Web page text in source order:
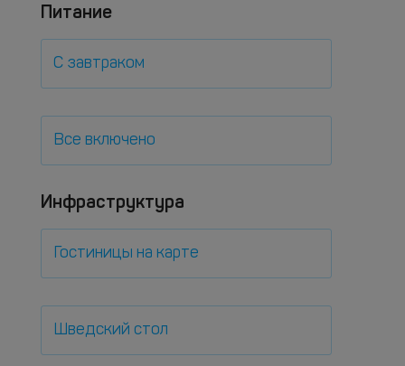
Питание
С завтраком
Все включено
Инфраструктура
Гостиницы на карте
Шведский стол